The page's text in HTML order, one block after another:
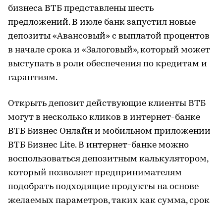
бизнеса ВТБ представлены шесть
предложений. В июле банк запустил новые
депозиты «Авансовый» с выплатой процентов
в начале срока и «Залоговый», который может
выступать в роли обеспечения по кредитам и
гарантиям.
Открыть депозит действующие клиенты ВТБ
могут в несколько кликов в интернет-банке
ВТБ Бизнес Онлайн и мобильном приложении
ВТБ Бизнес Lite. В интернет-банке можно
воспользоваться депозитным калькулятором,
который позволяет предпринимателям
подобрать подходящие продукты на основе
желаемых параметров, таких как сумма, срок